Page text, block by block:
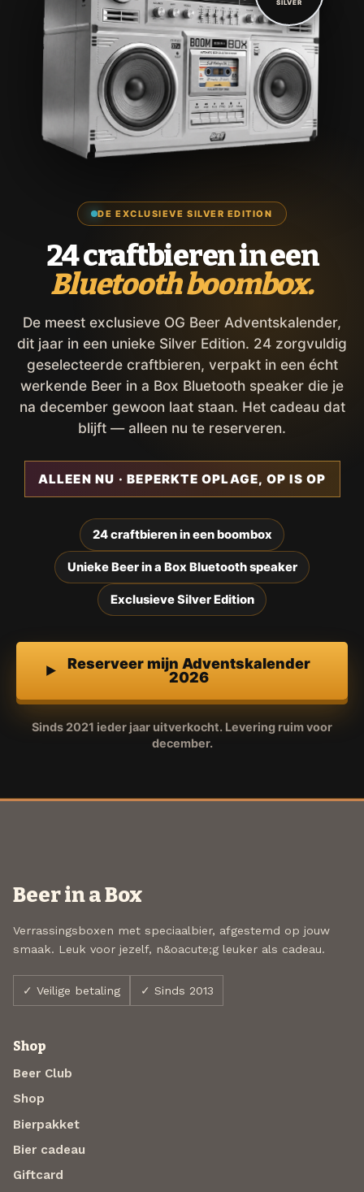
DE EXCLUSIEVE SILVER EDITION
24 craftbieren in een
Bluetooth boombox.
De meest exclusieve OG Beer Adventskalender,
dit jaar in een unieke Silver Edition. 24 zorgvuldig
geselecteerde craftbieren, verpakt in een écht
werkende Beer in a Box Bluetooth speaker die je
na december gewoon laat staan. Het cadeau dat
blijft — alleen nu te reserveren.
ALLEEN NU · BEPERKTE OPLAGE, OP IS OP
24 craftbieren in een boombox
Unieke Beer in a Box Bluetooth speaker
Exclusieve Silver Edition
Reserveer mijn Adventskalender
2026
Sinds 2021 ieder jaar uitverkocht. Levering ruim voor
december.
SILVER
Beer in a Box
Verrassingsboxen met speciaalbier, afgestemd op jouw
smaak. Leuk voor jezelf, n&oacute;g leuker als cadeau.
✓ Veilige betaling ✓ Sinds 2013
Shop
Beer Club
Shop
Bierpakket
Bier cadeau
Giftcard